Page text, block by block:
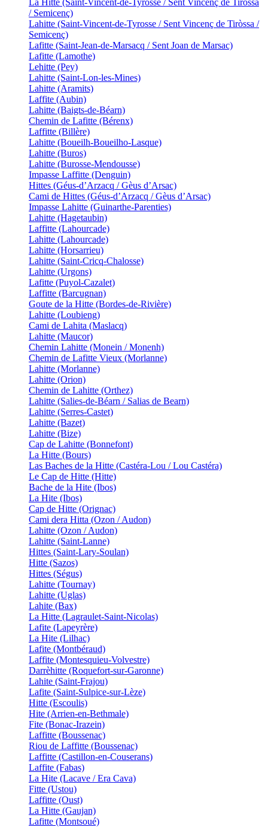
La Hitte (Saint-Vincent-de-Tyrosse / Sent Vincenç de Tiròssa
/ Semicenç)
Lahitte (Saint-Vincent-de-Tyrosse / Sent Vincenç de Tiròssa /
Semicenç)
Lafitte (Saint-Jean-de-Marsacq / Sent Joan de Marsac)
Lafitte (Lamothe)
Lehitte (Pey)
Lahitte (Saint-Lon-les-Mines)
Lahitte (Aramits)
Laffite (Aubin)
Lahitte (Baigts-de-Béarn)
Chemin de Lafitte (Bérenx)
Laffitte (Billère)
Lahitte (Boueilh-Boueilho-Lasque)
Lahitte (Buros)
Lahitte (Burosse-Mendousse)
Impasse Laffitte (Denguin)
Hittes (Géus-d’Arzacq / Gèus d’Arsac)
Cami de Hittes (Géus-d’Arzacq / Gèus d’Arsac)
Impasse Lahitte (Guinarthe-Parenties)
Lahitte (Hagetaubin)
Laffitte (Lahourcade)
Lahitte (Lahourcade)
Lahitte (Horsarrieu)
Lahitte (Saint-Cricq-Chalosse)
Lahitte (Urgons)
Lafitte (Puyol-Cazalet)
Laffitte (Barcugnan)
Goute de la Hitte (Bordes-de-Rivière)
Lahitte (Loubieng)
Cami de Lahita (Maslacq)
Lahitte (Maucor)
Chemin Lahitte (Monein / Monenh)
Chemin de Lafitte Vieux (Morlanne)
Lahitte (Morlanne)
Lahitte (Orion)
Chemin de Lahitte (Orthez)
Lahitte (Salies-de-Béarn / Salias de Bearn)
Lahitte (Serres-Castet)
Lahitte (Bazet)
Lahitte (Bize)
Cap de Lahitte (Bonnefont)
La Hitte (Bours)
Las Baches de la Hitte (Castéra-Lou / Lou Castéra)
Le Cap de Hitte (Hitte)
Bache de la Hite (Ibos)
La Hite (Ibos)
Cap de Hitte (Orignac)
Cami dera Hitta (Ozon / Audon)
Lahitte (Ozon / Audon)
Lahitte (Saint-Lanne)
Hittes (Saint-Lary-Soulan)
Hitte (Sazos)
Hittes (Ségus)
Lahitte (Tournay)
Lahitte (Uglas)
Lahite (Bax)
La Hitte (Lagraulet-Saint-Nicolas)
Lafite (Lapeyrère)
La Hite (Lilhac)
Lafite (Montbéraud)
Laffite (Montesquieu-Volvestre)
Darrèhitte (Roquefort-sur-Garonne)
Lahite (Saint-Frajou)
Lafite (Saint-Sulpice-sur-Lèze)
Hitte (Escoulis)
Hite (Arrien-en-Bethmale)
Fite (Bonac-Irazein)
Laffitte (Boussenac)
Riou de Laffitte (Boussenac)
Laffitte (Castillon-en-Couserans)
Laffite (Fabas)
La Hite (Lacave / Era Cava)
Fitte (Ustou)
Laffitte (Oust)
La Hitte (Gaujan)
Lafitte (Montsoué)